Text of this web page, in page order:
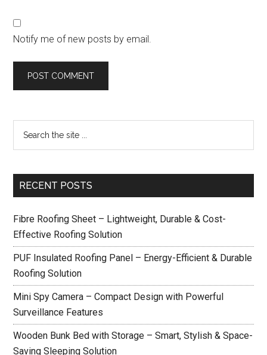
Notify me of new posts by email.
RECENT POSTS
Fibre Roofing Sheet – Lightweight, Durable & Cost-
Effective Roofing Solution
PUF Insulated Roofing Panel – Energy-Efficient & Durable
Roofing Solution
Mini Spy Camera – Compact Design with Powerful
Surveillance Features
Wooden Bunk Bed with Storage – Smart, Stylish & Space-
Saving Sleeping Solution